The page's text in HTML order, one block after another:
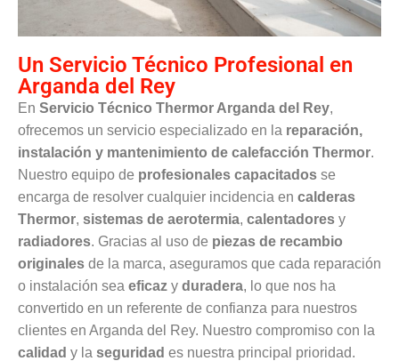
Un Servicio Técnico Profesional en
Arganda del Rey
En Servicio Técnico Thermor Arganda del Rey,
ofrecemos un servicio especializado en la reparación,
instalación y mantenimiento de calefacción Thermor.
Nuestro equipo de profesionales capacitados se
encarga de resolver cualquier incidencia en calderas
Thermor, sistemas de aerotermia, calentadores y
radiadores. Gracias al uso de piezas de recambio
originales de la marca, aseguramos que cada reparación
o instalación sea eficaz y duradera, lo que nos ha
convertido en un referente de confianza para nuestros
clientes en Arganda del Rey. Nuestro compromiso con la
calidad y la seguridad es nuestra principal prioridad.